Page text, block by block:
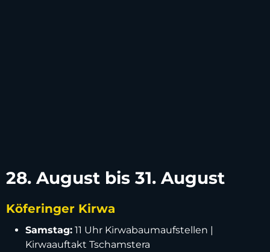
28. August bis 31. August
Köferinger Kirwa
Samstag: 11 Uhr Kirwabaumaufstellen |
Kirwaauftakt Tschamstera